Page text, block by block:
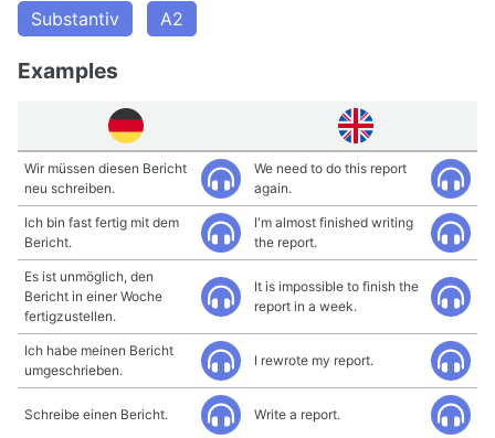
Substantiv
A2
Examples
Wir müssen diesen Bericht
neu schreiben.
We need to do this report
again.
Ich bin fast fertig mit dem
Bericht.
I'm almost finished writing
the report.
Es ist unmöglich, den
Bericht in einer Woche
fertigzustellen.
It is impossible to finish the
report in a week.
Ich habe meinen Bericht
umgeschrieben.
I rewrote my report.
Schreibe einen Bericht. Write a report.